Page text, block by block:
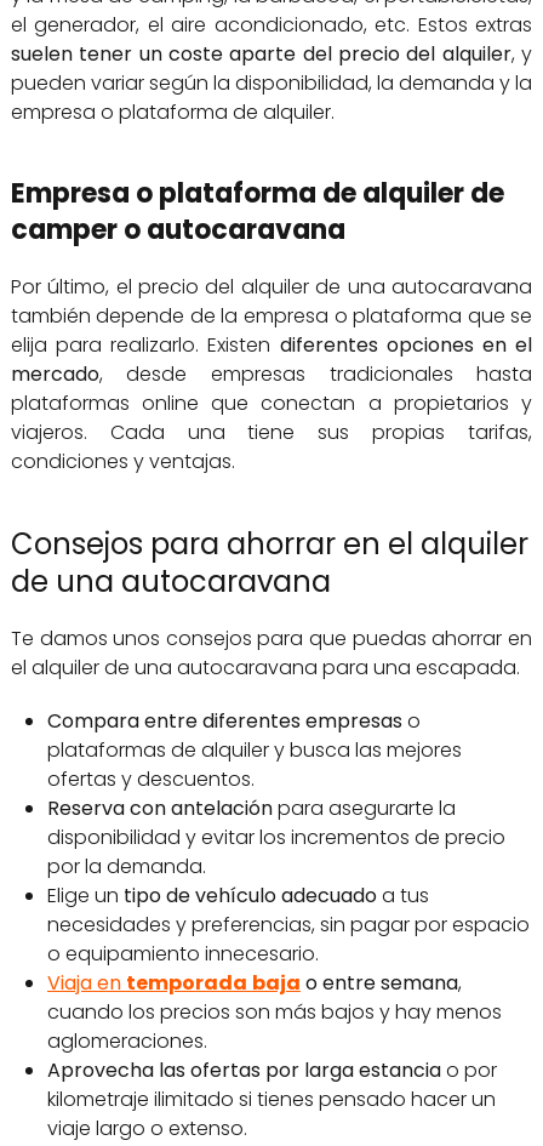
el generador, el aire acondicionado, etc. Estos extras
suelen tener un coste aparte del precio del alquiler, y
pueden variar según la disponibilidad, la demanda y la
empresa o plataforma de alquiler.
Empresa o plataforma de alquiler de
camper o autocaravana
Por último, el precio del alquiler de una autocaravana
también depende de la empresa o plataforma que se
elija para realizarlo. Existen diferentes opciones en el
mercado, desde empresas tradicionales hasta
plataformas online que conectan a propietarios y
viajeros. Cada una tiene sus propias tarifas,
condiciones y ventajas.
Consejos para ahorrar en el alquiler
de una autocaravana
Te damos unos consejos para que puedas ahorrar en
el alquiler de una autocaravana para una escapada.
Compara entre diferentes empresaso
plataformas de alquiler y busca las mejores
ofertas y descuentos.
Reserva con antelaciónpara asegurarte la
disponibilidad y evitar los incrementos de precio
por la demanda.
Elige un tipo de vehículo adecuadoa tus
necesidades y preferencias, sin pagar por espacio
o equipamiento innecesario.
Viaja en temporada baja o entre semana,
cuando los precios son más bajos y hay menos
aglomeraciones.
Aprovecha las ofertas por larga estanciao por
kilometraje ilimitado si tienes pensado hacer un
viaje largo o extenso.